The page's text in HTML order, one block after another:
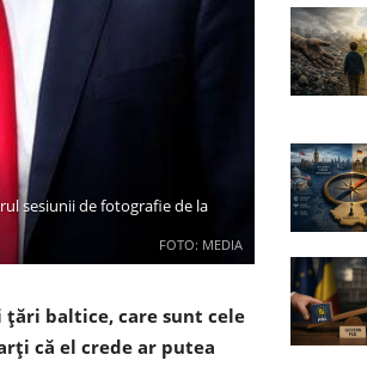
FOTO: MEDIA
sesiunii de fotografie de la
baltice, care sunt cele
că el crede ar putea